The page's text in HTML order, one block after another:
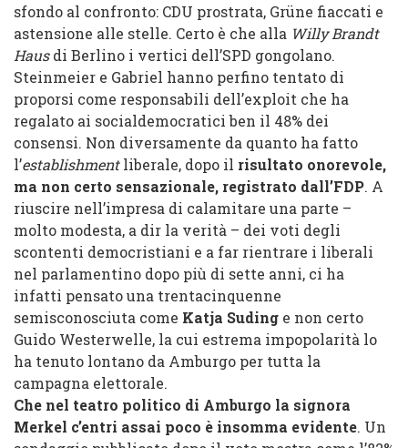
sfondo al confronto: CDU prostrata, Grüne fiaccati e
astensione alle stelle. Certo è che alla Willy Brandt
Hausdi Berlino i vertici dell’SPD gongolano.
Steinmeier e Gabriel hanno perfino tentato di
proporsi come responsabili dell’exploit che ha
regalato ai socialdemocratici ben il 48% dei
consensi. Non diversamente da quanto ha fatto
l’establishmentliberale, dopo il risultato onorevole,
ma non certo sensazionale, registrato dall’FDP. A
riuscire nell’impresa di calamitare una parte –
molto modesta, a dir la verità – dei voti degli
scontenti democristiani e a far rientrare i liberali
nel parlamentino dopo più di sette anni, ci ha
infatti pensato una trentacinquenne
semisconosciuta come Katja Suding e non certo
Guido Westerwelle, la cui estrema impopolarità lo
ha tenuto lontano da Amburgo per tutta la
campagna elettorale.
Che nel teatro politico di Amburgo la signora
Merkel c’entri assai poco è insomma evidente. Un